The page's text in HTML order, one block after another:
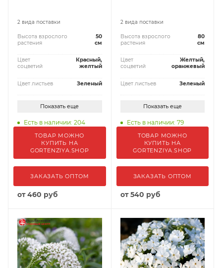
2 вида поставки
Высота взрослого
растения
50
см
Цвет
соцветий
Красный,
желтый
Цвет листьев Зеленый
Показать еще
Есть в наличии: 204
ТОВАР МОЖНО
КУПИТЬ НА
GORTENZIYA.SHOP
ЗАКАЗАТЬ ОПТОМ
от460 руб
2 вида поставки
Высота взрослого
растения
80
см
Цвет
соцветий
Желтый,
оранжевый
Цвет листьев Зеленый
Показать еще
Есть в наличии: 79
ТОВАР МОЖНО
КУПИТЬ НА
GORTENZIYA.SHOP
ЗАКАЗАТЬ ОПТОМ
от540 руб